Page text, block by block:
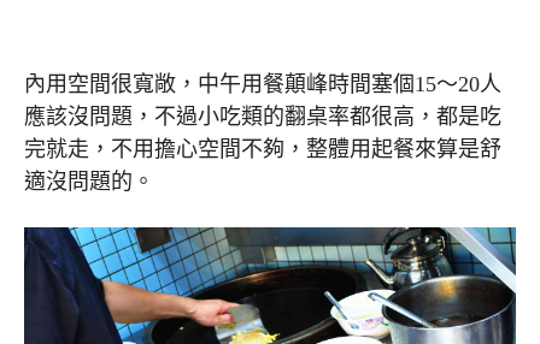
內用空間很寬敞，中午用餐顛峰時間塞個15～20人
應該沒問題，不過小吃類的翻桌率都很高，都是吃
完就走，不用擔心空間不夠，整體用起餐來算是舒
適沒問題的。